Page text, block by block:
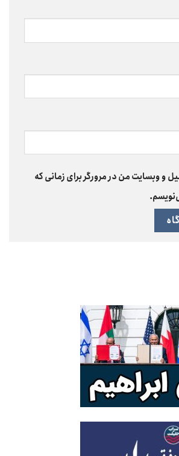
و وبسایت من در مرورگر برای زمانی که